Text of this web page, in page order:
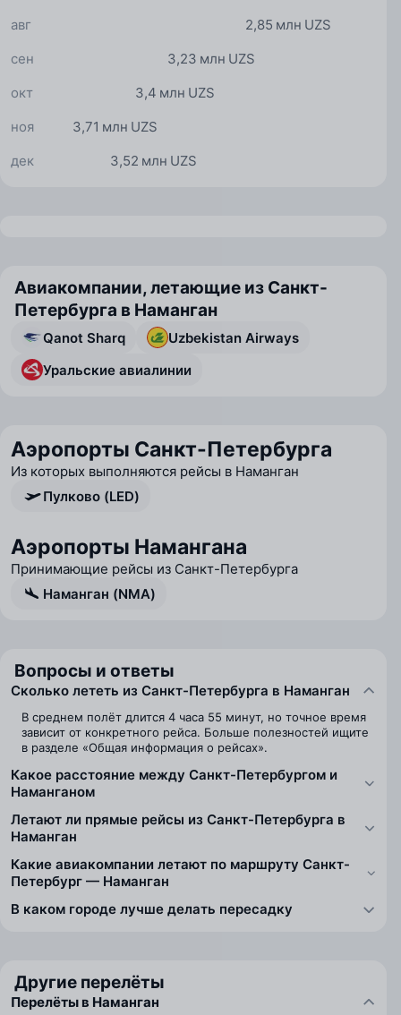
2,85 млн UZS
авг
3,23 млн UZS
сен
3,4 млн UZS
окт
3,71 млн UZS
ноя
3,52 млн UZS
дек
Авиакомпании, летающие из Санкт-
Петербурга в Наманган
Qanot Sharq
Uzbekistan Airways
Уральские авиалинии
Аэропорты Санкт-Петербурга
Из которых выполняются рейсы в Наманган
Пулково (LED)
Аэропорты Намангана
Принимающие рейсы из Санкт-Петербурга
Наманган (NMA)
Вопросы и ответы
Сколько лететь из Санкт-Петербурга в Наманган
В среднем полёт длится 4 часа 55 минут, но точное время
зависит от конкретного рейса. Больше полезностей ищите
в разделе «Общая информация о рейсах».
Какое расстояние между Санкт-Петербургом и
Наманганом
Летают ли прямые рейсы из Санкт-Петербурга в
Наманган
Какие авиакомпании летают по маршруту Санкт-
Петербург — Наманган
В каком городе лучше делать пересадку
Другие перелёты
Перелёты в Наманган